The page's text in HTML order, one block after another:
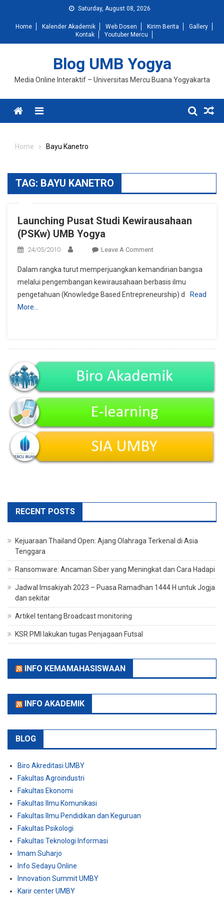
content
Saturday, August 08, 2026
Home Kalender Akademik Web Dosen Kirim Berita
Gallery
Kontak
Youtuber Mercu
Blog UMB Yogya
Media Online Interaktif – Universitas Mercu Buana Yogyakarta
Menu
Home Bayu Kanetro
TAG: BAYU KANETRO
Launching Pusat Studi Kewirausahaan
(PSKw) UMB Yogya
24/05/2010 Leave A CommentOn
Pusat
Studi
Kewirausahaan
Dalam rangka turut memperjuangkan kemandirian bangsa
melalui pengembangan kewirausahaan berbasis ilmu
pengetahuan (Knowledge Based Entrepreneurship) d
Read
More…
RECENT POSTS
Kejuaraan Thailand Open: Ajang Olahraga Terkenal di Asia
Tenggara
Ransomware: Ancaman Siber yang Meningkat dan Cara Hadapi
Jadwal Imsakiyah 2023 – Puasa Ramadhan 1444 H untuk Jogja
dan sekitar
Artikel tentang Broadcast monitoring
KSR PMI lakukan tugas Penjagaan Futsal
INFO KEMAMAHASISWAAN
INFO AKADEMIK
BLOG
Biro Akreditasi UMBY
Fakultas Agroindustri
Fakultas Ekonomi
Fakultas Ilmu Komunikasi
Fakultas Ilmu Pendidikan dan Keguruan
Fakultas Psikologi
Fakultas Teknologi Informasi
Imam Suharjo
Info Sedayu Online
Innovation Summit UMBY
Karir center UMBY